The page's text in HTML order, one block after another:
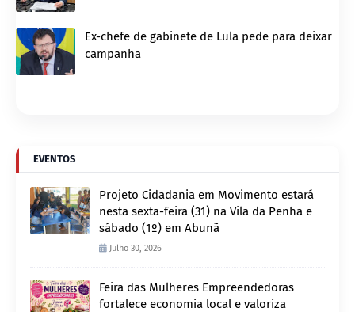
Ex-chefe de gabinete de Lula pede para deixar
campanha
EVENTOS
Projeto Cidadania em Movimento estará
nesta sexta-feira (31) na Vila da Penha e
sábado (1º) em Abunã
Julho 30, 2026
Feira das Mulheres Empreendedoras
fortalece economia local e valoriza